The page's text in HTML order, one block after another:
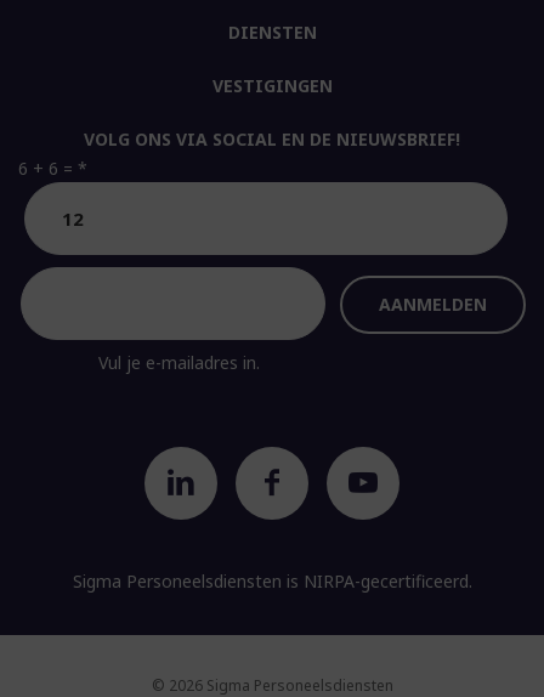
VOLG ONS VIA SOCIAL EN DE NIEUWSBRIEF!
6 + 6 = *
Vul je e-mailadres in.
Sigma Personeelsdiensten is NIRPA-gecertificeerd.
DIENSTEN
VESTIGINGEN
© 2026 Sigma Personeelsdiensten